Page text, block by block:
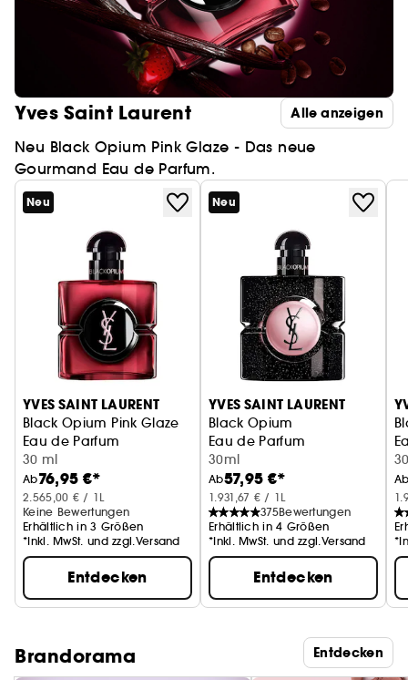
Yves Saint Laurent
Neu Black Opium Pink Glaze - Das neue
Gourmand Eau de Parfum.
Alle anzeigen
Neu
YVES SAINT LAURENT
Black Opium Pink Glaze
Eau de Parfum
30 ml
Ab76,95 €*
2.565,00 € / 1L
Keine Bewertungen
Erhältlich in 3 Größen
*Inkl. MwSt. und zzgl.Versand
Entdecken
Neu
YVES SAINT LAURENT
Black Opium
Eau de Parfum
30ml
Ab57,95 €*
1.931,67 € / 1L
375Bewertungen
Erhältlich in 4 Größen
*Inkl. MwSt. und zzgl.Versand
Entdecken
Brandorama Entdecken